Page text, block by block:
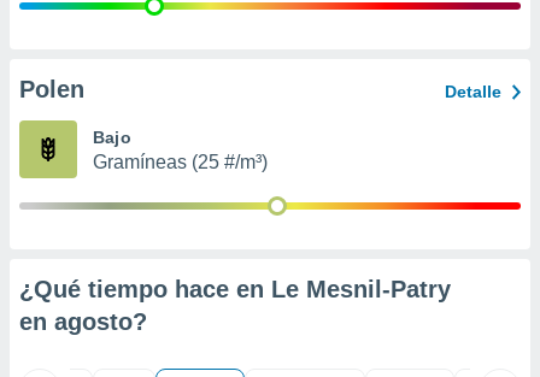
e
publicidad
Polen Detalle
Bajo
Gramíneas (25 #/m³)
¿Qué tiempo hace en Le Mesnil-Patry
en agosto?